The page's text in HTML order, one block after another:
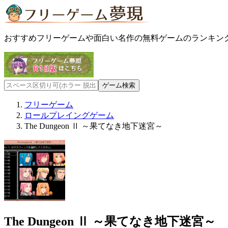
おすすめフリーゲームや面白い名作の無料ゲームのランキン
フリーゲーム
ロールプレイングゲーム
The Dungeon Ⅱ ～果てなき地下迷宮～
The Dungeon Ⅱ ～果てなき地下迷宮～